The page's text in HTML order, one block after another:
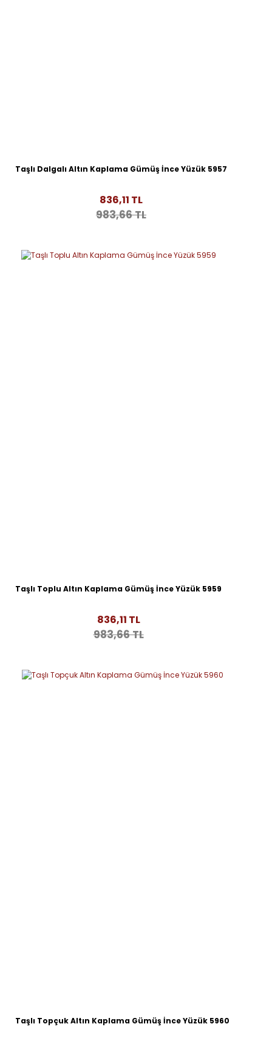
Taşlı Dalgalı Altın Kaplama Gümüş İnce Yüzük 5957
836,11 TL
983,66 TL
Taşlı Toplu Altın Kaplama Gümüş İnce Yüzük 5959
836,11 TL
983,66 TL
Taşlı Topçuk Altın Kaplama Gümüş İnce Yüzük 5960